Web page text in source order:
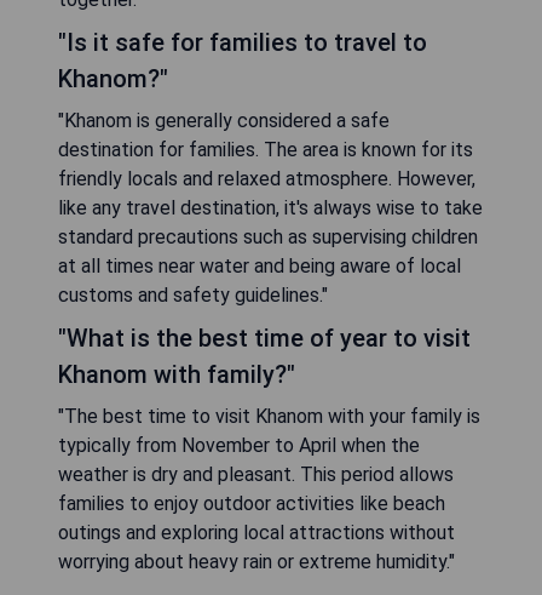
"Is it safe for families to travel to
Khanom?"
"Khanom is generally considered a safe
destination for families. The area is known for its
friendly locals and relaxed atmosphere. However,
like any travel destination, it's always wise to take
standard precautions such as supervising children
at all times near water and being aware of local
customs and safety guidelines."
"What is the best time of year to visit
Khanom with family?"
"The best time to visit Khanom with your family is
typically from November to April when the
weather is dry and pleasant. This period allows
families to enjoy outdoor activities like beach
outings and exploring local attractions without
worrying about heavy rain or extreme humidity."